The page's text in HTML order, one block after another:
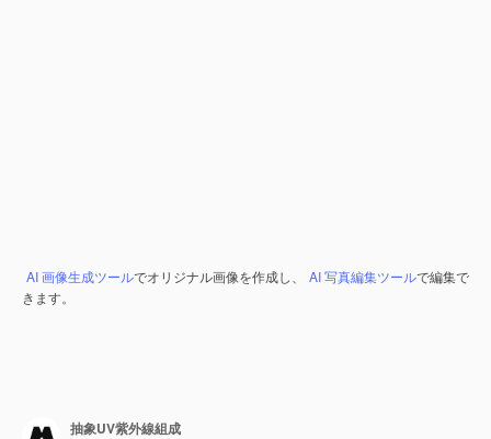
AI 画像生成ツールでオリジナル画像を作成し、 AI 写真編集ツールで編集で
きます。
抽象UV紫外線組成